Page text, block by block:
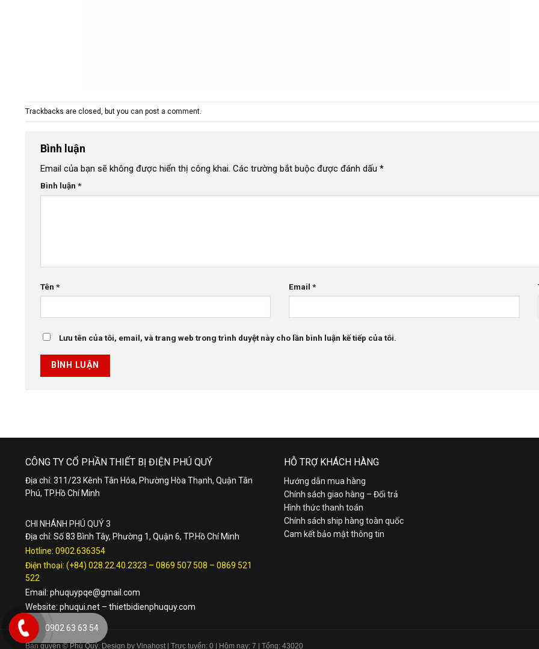
Trackbacks are closed, but you can post a comment
Bình luận
Email của bạn sẽ không được hiển thị công khai. Các trường bắt buộc được đánh dấu *
Bình luận *
Tên * Email*
Lưu tên của tôi, email, và trang web trong trình duyệt này cho lần bình luận kế tiếp của tôi.
CÔNG TY CỔ PHẦN THIẾT BỊ ĐIỆN PHÚ QUÝ
Địa chỉ: 311/23 Kênh Tân Hóa, Phường Hòa Thạnh, Quận Tân
Phú, TP.Hồ Chí Minh
CHI NHÁNH PHÚ QUÝ 3
Địa chỉ: Số 83 Bình Tây, Phường 1, Quận 6, TP.Hồ Chí Minh
Hotline: 0902.636354
Điện thoại: (+84) 028.22.40.2323 – 0869 507 508 – 0869 521
522
Email: phuquypqe@gmail.com
Website: phuqui.net – thietbidienphuquy.com
HỖ TRỢ KHÁCH HÀNG
Hướng dẫn mua hàng
Chính sách giao hàng – Đổi trả
Hình thức thanh toán
Chính sách ship hàng toàn quốc
Cam kết bảo mật thông tin
Bản quyền © Phú Quý. Design by Vinahost | Trực tuyến: 0 | Hôm nay: 7 | Tổng: 43020
0902 63 63 54